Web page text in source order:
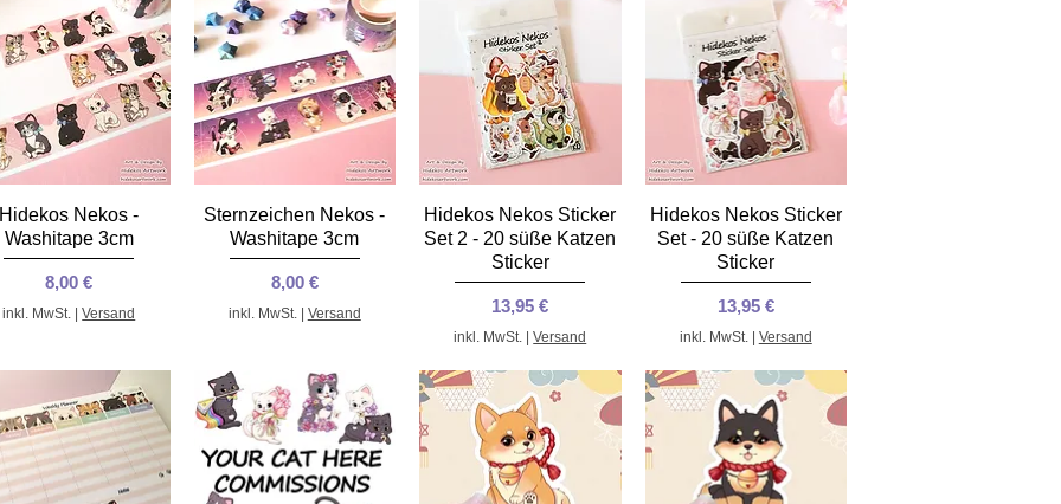
Schnellansicht
Hidekos Nekos -
Washitape 3cm
Preis
8,00 €
inkl. MwSt. |Versand
Schnellansicht
Sternzeichen Nekos -
Washitape 3cm
Preis
8,00 €
inkl. MwSt. | Versand
Schnellansicht
Hidekos Nekos Sticker
Set 2 - 20 süße Katzen
Sticker
Preis
13,95 €
inkl. MwSt. |Versand
Schnellansicht
Hidekos Nekos Sticker
Set - 20 süße Katzen
Sticker
Preis
13,95 €
inkl. MwSt. | Versand